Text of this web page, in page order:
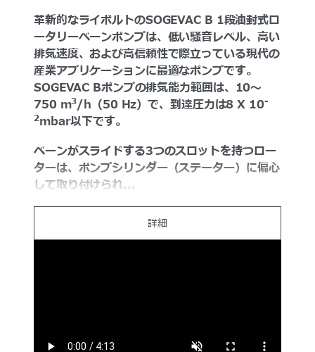
革新的なライボルトのSOGEVAC B 1段油封式ロ
ータリーベーンポンプは、低い騒音レベル、高い
排気速度、および高信頼性で際立っている現代の
産業アプリケーションに最適なポンプです。
SOGEVAC Bポンプの排気能力範囲は、10～
750 m3/h（50 Hz）で、到達圧力は8 X 10-
2mbar以下です。
ベーンがスライドする3つのスロットを持つロー
ターは、ポンプシリンダー（ステーター）に偏心
して取り付けられ...
詳細